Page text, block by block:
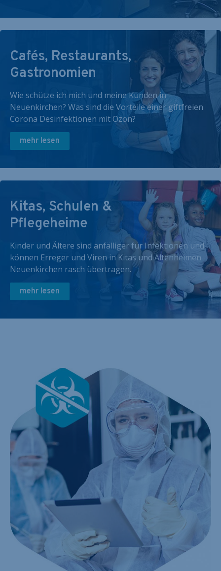
Cafés, Restaurants,
Gastronomien
Wie schütze ich mich und meine Kunden in
Neuenkirchen? Was sind die Vorteile einer giftfreien
Corona Desinfektionen mit Ozon?
mehr lesen
Kitas, Schulen &
Pflegeheime
Kinder und Ältere sind anfälliger für Infektionen und
können Erreger und Viren in Kitas und Altenheimen
Neuenkirchen rasch übertragen.
mehr lesen